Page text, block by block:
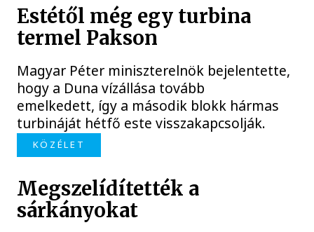
Estétől még egy turbina
termel Pakson
Magyar Péter miniszterelnök bejelentette,
hogy a Duna vízállása tovább
emelkedett, így a második blokk hármas
turbináját hétfő este visszakapcsolják.
KÖZÉLET
Megszelídítették a
sárkányokat